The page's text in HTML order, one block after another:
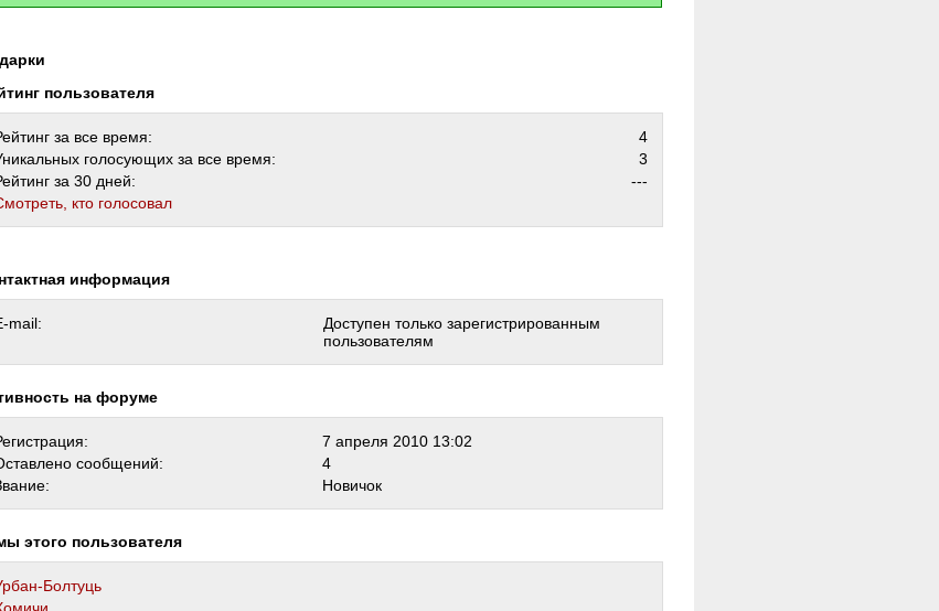
пользователя
за все время:
4
голосующих за все время:
3
за 30 дней:
---
кто голосовал
информация
mail:
Доступен только зарегистрированным
пользователям
на форуме
7 апреля 2010 13:02
сообщений:
4
Новичок
этого пользователя
Болтуць